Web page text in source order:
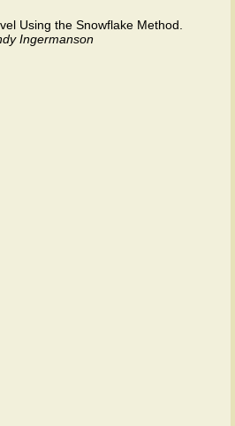
Using the Snowflake Method.
Ingermanson